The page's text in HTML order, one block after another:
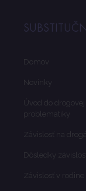
Domov
Novinky
Úvod do drogovej
problematiky
Závislosť na
Dôsledky
Závislosť v rodine